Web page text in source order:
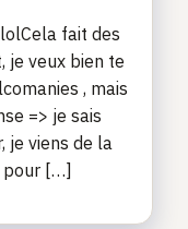
fait des
je veux bien te
, mais
=> je sais
je viens de la
pour […]